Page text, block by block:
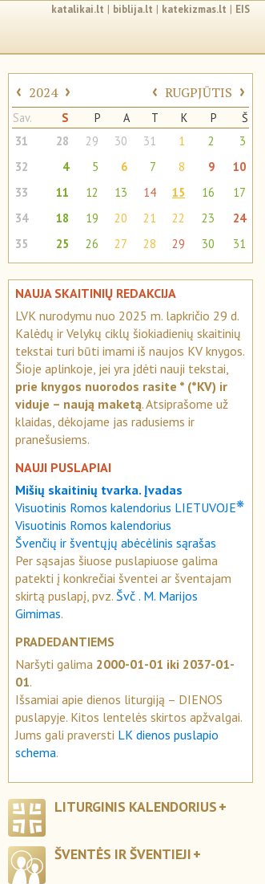
katalikai.lt | biblija.lt | katekizmas.lt | EIS
‹ 2024 › ‹ RUGPJŪTIS ›
Sav. S P A T K P
Š
31
28 29 30 31 1 2
3
32
4 5 6 7 8 9
10
33
11 12 13 14 15 16
17
34
18 19 20 21 22 23
24
35
25 26 27 28 29 30 31
NAUJA SKAITINIŲ REDAKCIJA
LVK nurodymu nuo 2025 m. lapkričio 29 d.
Kalėdų ir Velykų ciklų šiokiadienių skaitinių
tekstai turi būti imami iš naujos KV knygos.
Šioje aplinkoje, jei yra įdėti nauji tekstai,
prie knygos nuorodos rasite * (*KV) ir
viduje – naują maketą. Atsiprašome už
klaidas, dėkojame jas radusiems ir
pranešusiems.
NAUJI PUSLAPIAI
Mišių skaitinių tvarka. Įvadas
Visuotinis Romos kalendorius LIETUVOJE❋
Visuotinis Romos kalendorius
Švenčių ir šventųjų abėcėlinis sąrašas
Per sąsajas šiuose puslapiuose galima
patekti į konkrečiai šventei ar šventajam
skirtą puslapį, pvz. Švč . M. Marijos
Gimimas.
PRADEDANTIEMS
Naršyti galima 2000-01-01 iki 2037-01-
01.
Išsamiai apie dienos liturgiją – DIENOS
puslapyje. Kitos lentelės skirtos apžvalgai.
Jums gali praversti LK dienos puslapio
schema.
LITURGINIS KALENDORIUS
ŠVENTĖS IR ŠVENTIEJI